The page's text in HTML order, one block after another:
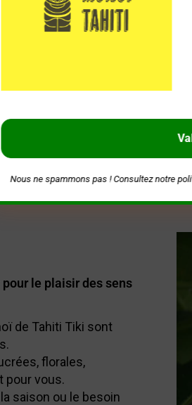
est
le plaisir des sens
de Tahiti Tiki sont
florales,
pour vous.
saison ou le besoin
Nous ne spammons pas ! Consultez notre